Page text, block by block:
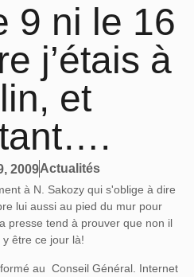
9 ni le 16
j’étais à
et
2009Actualités
à N. Sakozy qui s'oblige à dire
lui aussi au pied du mur pour
presse tend à prouver que non il
y être ce jour là!
au Conseil Général. Internet